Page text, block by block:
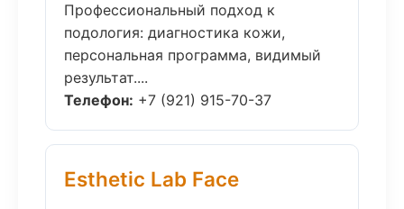
Профессиональный подход к
подология: диагностика кожи,
персональная программа, видимый
результат....
Телефон: +7 (921) 915-70-37
Esthetic Lab Face